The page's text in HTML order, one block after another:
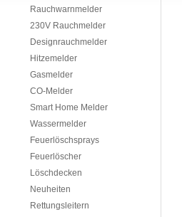
Rauchwarnmelder
230V Rauchmelder
Designrauchmelder
Hitzemelder
Gasmelder
CO-Melder
Smart Home Melder
Wassermelder
Feuerlöschsprays
Feuerlöscher
Löschdecken
Neuheiten
Rettungsleitern